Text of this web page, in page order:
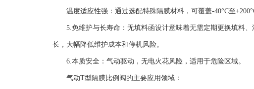
温度适应性强：通过选配特殊隔膜材料，可覆盖-40°C至
5.免维护与长寿命：无填料函设计意味着无需定期更换填料、
长，大幅降低维护成本和停机风险。
6.本质安全：气动驱动，无电火花风险，适用于危险区域。
气动T型隔膜比例阀的主要应用领域：